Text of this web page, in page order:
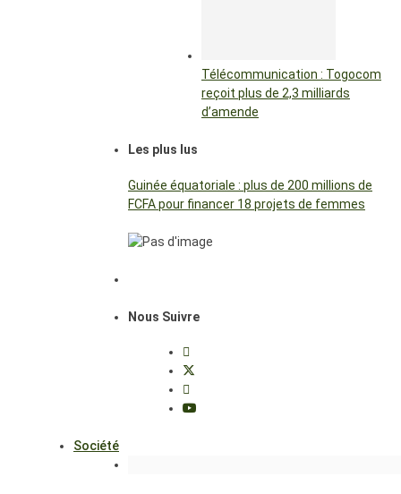
Télécommunication : Togocom
reçoit plus de 2,3 milliards
d’amende
Les plus lus
Guinée équatoriale : plus de 200 millions de
FCFA pour financer 18 projets de femmes
Nous Suivre
Société